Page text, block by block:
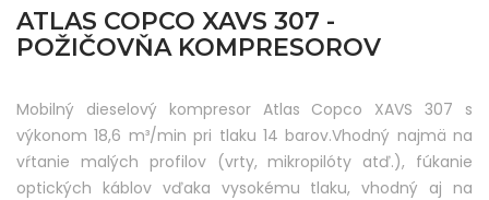
ATLAS COPCO XAVS 307 -
POŽIČOVŇA KOMPRESOROV
Mobilný dieselový kompresor Atlas Copco XAVS 307 s
výkonom 18,6 m³/min pri tlaku 14 barov.Vhodný najmä na
vŕtanie malých profilov (vrty, mikropilóty atď.), fúkanie
optických káblov vďaka vysokému tlaku, vhodný aj na